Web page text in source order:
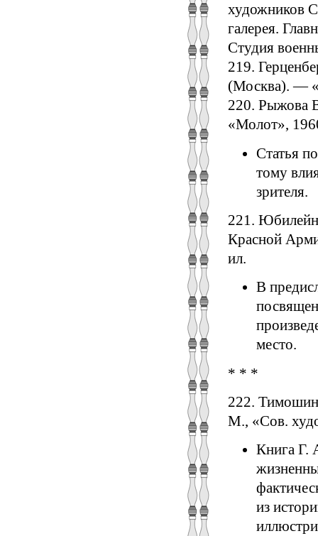
художников
галерея.
Студия
219.
(Москва). —
220. Рыжова
«Молот»,
Статья
тому
зрителя.
221.
Красной
ил.
В
место.
* * *
222.
М., «Сов.
Книга Г.
из